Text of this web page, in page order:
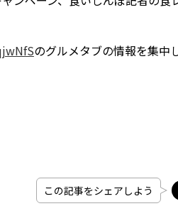
のグルメタブの情報を集中
この記事をシェアしよう